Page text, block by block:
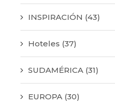
INSPIRACIÓN (43)
Hoteles (37)
SUDAMÉRICA (31)
EUROPA (30)